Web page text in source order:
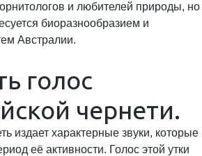
и любителей природы, но
биоразнообразием и
Австралии.
голос
чернети.
издает характерные звуки, которые
её активности. Голос этой утки